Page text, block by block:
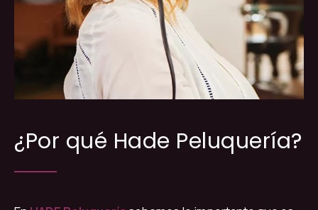
¿Por qué Hade Peluquería?